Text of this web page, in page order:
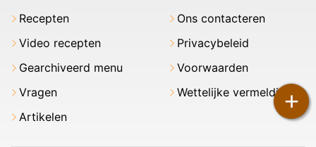
+
Recepten
Video recepten
Gearchiveerd menu
Vragen
Artikelen
Ons contacteren
Privacybeleid
Voorwaarden
Wettelijke vermeldingen